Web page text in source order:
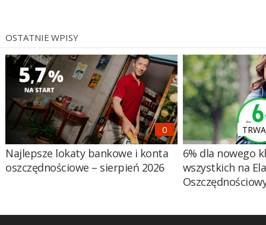
OSTATNIE WPISY
Najlepsze lokaty bankowe i konta
oszczędnościowe – sierpień 2026
6% dla nowego
wszystkich na